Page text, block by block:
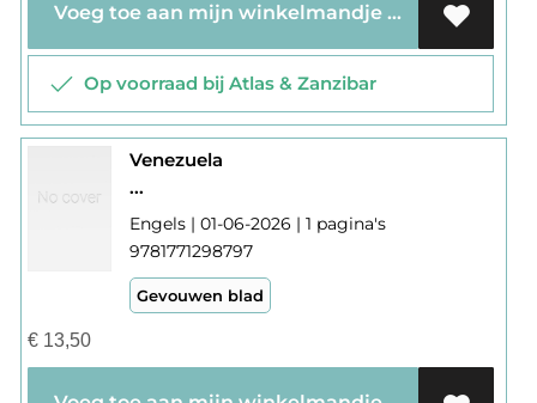
Voeg toe aan mijn winkelmandje
Op voorraad bij Atlas & Zanzibar
Venezuela
...
Engels | 01-06-2026 | 1 pagina's
9781771298797
Gevouwen blad
€13,50